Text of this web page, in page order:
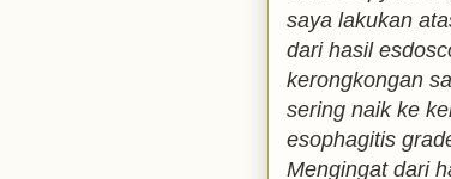
saya lakukan
dari hasil
kerongkongan
sering naik ke
esophagitis
Mengingat dari